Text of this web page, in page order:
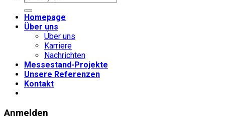
Homepage
Über uns
Über uns
Karriere
Nachrichten
Messestand-Projekte
Unsere Referenzen
Kontakt
Anmelden